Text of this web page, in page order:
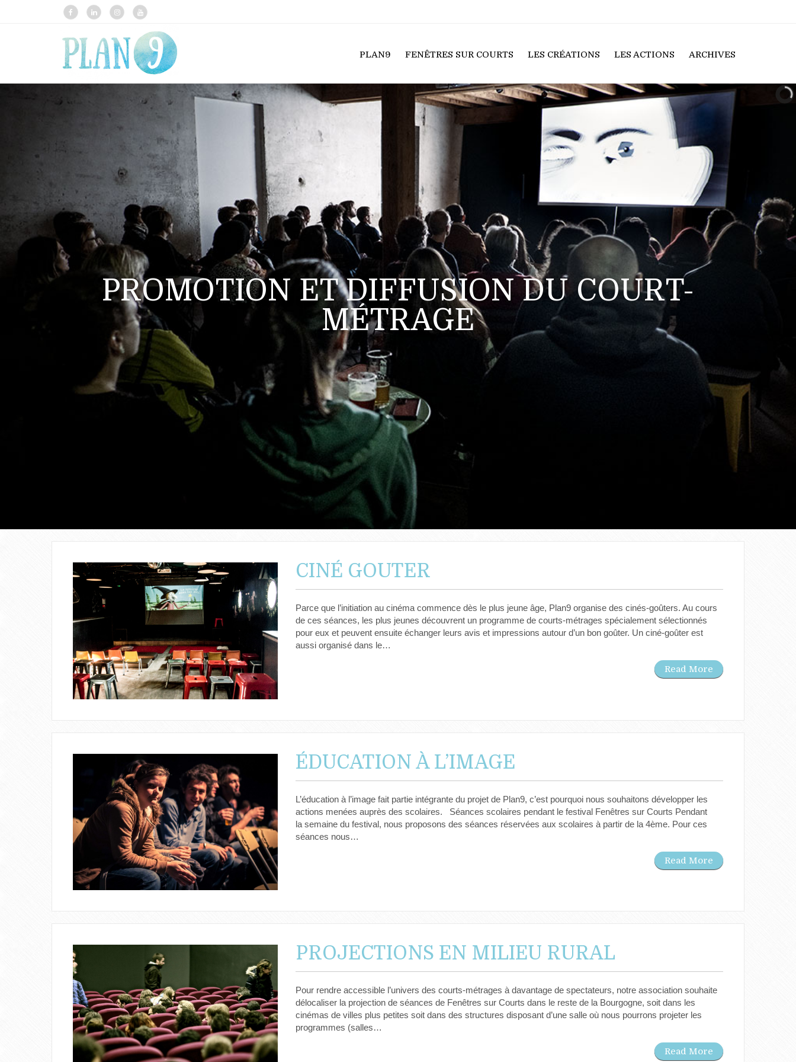
PLAN9 FENÊTRES SUR COURTS LES CRÉATIONS LES ACTIONS ARCHIVES
PROMOTION ET DIFFUSION DU COURT-
MÉTRAGE
CINÉ GOUTER
Parce que l’initiation au cinéma commence dès le plus jeune âge, Plan9 organise des cinés-goûters. Au cours
de ces séances, les plus jeunes découvrent un programme de courts-métrages spécialement sélectionnés
pour eux et peuvent ensuite échanger leurs avis et impressions autour d’un bon goûter. Un ciné-goûter est
aussi organisé dans le…
Read More
ÉDUCATION À L’IMAGE
L’éducation à l’image fait partie intégrante du projet de Plan9, c’est pourquoi nous souhaitons développer les
actions menées auprès des scolaires. Séances scolaires pendant le festival Fenêtres sur Courts Pendant
la semaine du festival, nous proposons des séances réservées aux scolaires à partir de la 4ème. Pour ces
séances nous…
Read More
PROJECTIONS EN MILIEU RURAL
Pour rendre accessible l’univers des courts-métrages à davantage de spectateurs, notre association souhaite
délocaliser la projection de séances de Fenêtres sur Courts dans le reste de la Bourgogne, soit dans les
cinémas de villes plus petites soit dans des structures disposant d’une salle où nous pourrons projeter les
programmes (salles…
Read More